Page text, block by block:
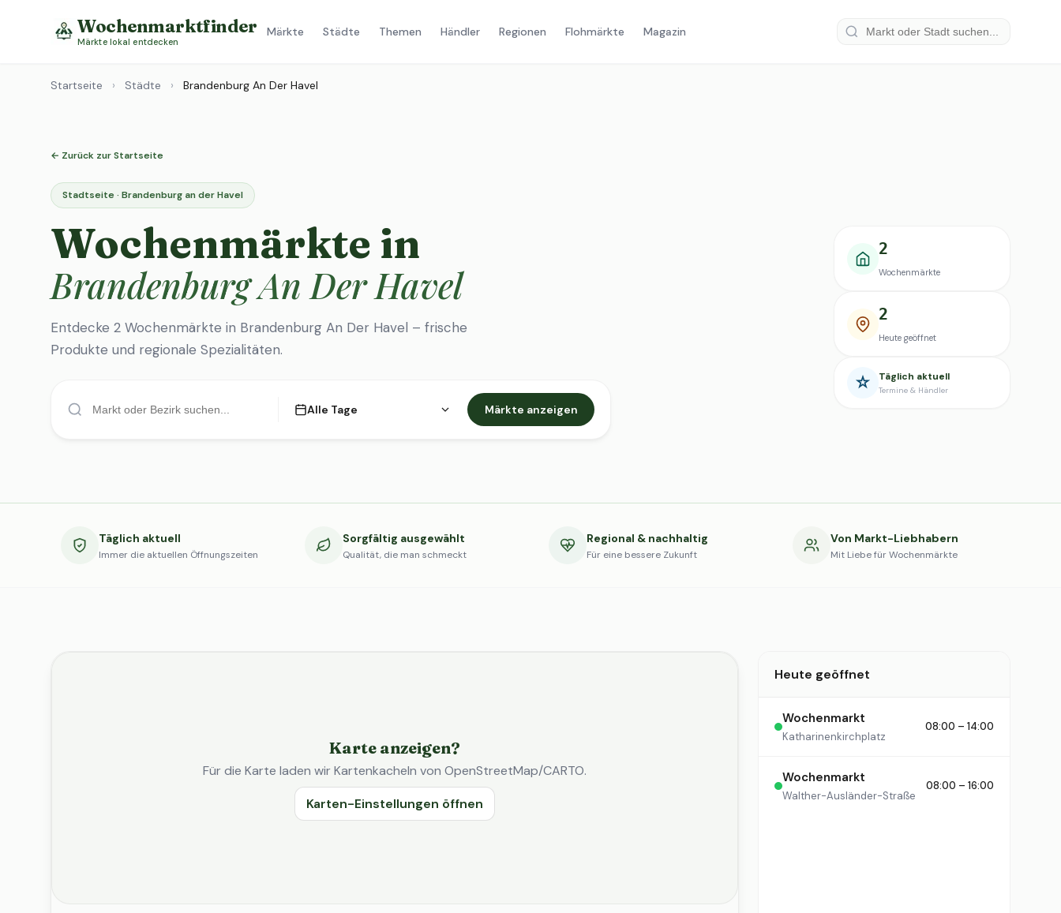
Wochenmarktfinder
Märkte lokal entdecken
Märkte Städte Themen Händler Regionen Flohmärkte Magazin
Startseite › Städte › Brandenburg An Der Havel
← Zurück zur Startseite
Stadtseite · Brandenburg an der Havel
Wochenmärkte in
Brandenburg An Der Havel
Entdecke 2 Wochenmärkte in Brandenburg An Der Havel – frische
Produkte und regionale Spezialitäten.
Alle Tage Märkte anzeigen
2
Wochenmärkte
2
Heute geöffnet
Täglich aktuell
Termine & Händler
Täglich aktuell
Immer die aktuellen Öffnungszeiten
Sorgfältig ausgewählt
Qualität, die man schmeckt
Regional & nachhaltig
Für eine bessere Zukunft
Von Markt-Liebhabern
Mit Liebe für Wochenmärkte
Karte anzeigen?
Für die Karte laden wir Kartenkacheln von OpenStreetMap/CARTO.
Karten-Einstellungen öffnen
Heute geöffnet
Wochenmarkt
Katharinenkirchplatz
08:00 – 14:00
Wochenmarkt
Walther-Ausländer-Straße
08:00 – 16:00